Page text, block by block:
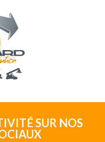
SUR NOS